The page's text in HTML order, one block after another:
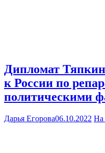
Дипломат
к России по
политическими
Дарья Егорова06.10.2022 На